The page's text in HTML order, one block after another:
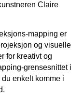
Claire
mapping er
og visuelle
for kreativt og
grensesnittet i
enkelt komme i